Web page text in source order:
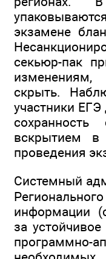
экзамене
секьюр-пак
скрыть.
участники
вскрытием в
проведения
Системный
информации
за